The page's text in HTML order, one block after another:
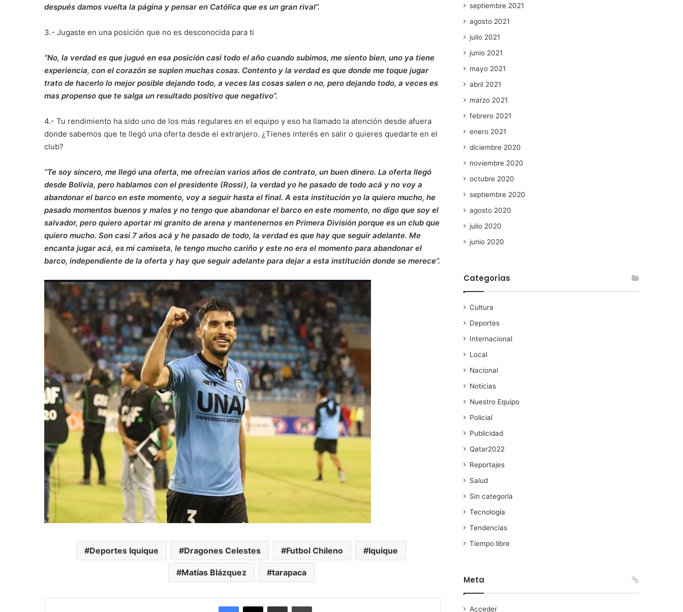
después damos vuelta la página y pensar en Católica que es un gran rival”.
3.- Jugaste en una posición que no es desconocida para ti
“No, la verdad es que jugué en esa posición casi todo el año cuando subimos, me siento bien, uno ya tiene
experiencia, con el corazón se suplen muchas cosas. Contento y la verdad es que donde me toque jugar
trato de hacerlo lo mejor posible dejando todo, a veces las cosas salen o no, pero dejando todo, a veces es
mas propenso que te salga un resultado positivo que negativo”.
4.- Tu rendimiento ha sido uno de los más regulares en el equipo y eso ha llamado la atención desde afuera
donde sabemos que te llegó una oferta desde el extranjero. ¿Tienes interés en salir o quieres quedarte en el
club?
“Te soy sincero, me llegó una oferta, me ofrecían varios años de contrato, un buen dinero. La oferta llegó
desde Bolivia, pero hablamos con el presidente (Rossi), la verdad yo he pasado de todo acá y no voy a
abandonar el barco en este momento, voy a seguir hasta el final. A esta institución yo la quiero mucho, he
pasado momentos buenos y malos y no tengo que abandonar el barco en este momento, no digo que soy el
salvador, pero quiero aportar mi granito de arena y mantenernos en Primera División porque es un club que
quiero mucho. Son casi 7 años acá y he pasado de todo, la verdad es que hay que seguir adelante. Me
encanta jugar acá, es mi camiseta, le tengo mucho cariño y este no era el momento para abandonar el
barco, independiente de la oferta y hay que seguir adelante para dejar a esta institución donde se merece”.
Deportes Iquique Dragones Celestes Futbol Chileno Iquique
Matías Blázquez tarapaca
Facebook
X Enviar vía email Imprimir
septiembre 2021
agosto 2021
julio 2021
junio 2021
mayo 2021
abril 2021
marzo 2021
febrero 2021
enero 2021
diciembre 2020
noviembre 2020
octubre 2020
septiembre 2020
agosto 2020
julio 2020
junio 2020
Categorías
Cultura
Deportes
Internacional
Local
Nacional
Noticias
Nuestro Equipo
Policial
Publicidad
Qatar2022
Reportajes
Salud
Sin categoría
Tecnología
Tendencias
Tiempo libre
Meta
Acceder